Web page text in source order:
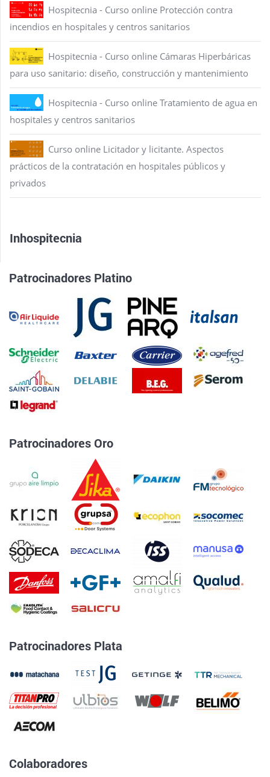
Hospitecnia - Curso online Protección contra
incendios en hospitales y centros sanitarios
Hospitecnia - Curso online Cámaras Hiperbáricas
para uso sanitario: diseño, construcción y mantenimiento
Hospitecnia - Curso online Tratamiento de agua en
hospitales y centros sanitarios
Curso online Licitador y licitante. Aspectos
prácticos de la contratación en hospitales públicos y
privados
Inhospitecnia
Patrocinadores Platino
Patrocinadores Oro
Patrocinadores Plata
Colaboradores